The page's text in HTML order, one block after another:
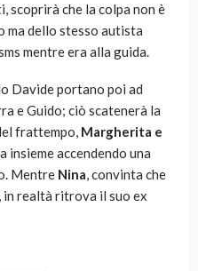
scoprirà che la colpa non è
ma dello stesso autista
mentre era alla guida.
Davide portano poi ad
e Guido; ciò scatenerà la
frattempo, Margherita e
insieme accendendo una
Mentre Nina, convinta che
realtà ritrova il suo ex